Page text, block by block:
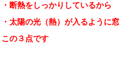
・断熱をしっかりしているから
・太陽の光（熱）が入るように
この３点です